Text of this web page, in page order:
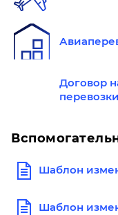
Договор
Шаблон
Шаблон